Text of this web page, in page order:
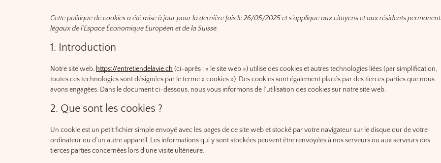
Cette politique de cookies a été mise à jour pour la dernière fois le 26/05/2025 et s’applique aux citoyens et aux résidents
légaux de l’Espace Économique Européen et de la Suisse.
1. Introduction
Notre site web, https://entretiendelavie.ch (ci-après : « le site web ») utilise des cookies et autres technologies liées (par simplification,
toutes ces technologies sont désignées par le terme « cookies »). Des cookies sont également placés par des tierces parties que nous
avons engagées. Dans le document ci-dessous, nous vous informons de l’utilisation des cookies sur notre site web.
2. Que sont les cookies ?
Un cookie est un petit fichier simple envoyé avec les pages de ce site web et stocké par votre navigateur sur le disque dur de votre
ordinateur ou d’un autre appareil. Les informations qui y sont stockées peuvent être renvoyées à nos serveurs ou aux serveurs des
tierces parties concernées lors d’une visite ultérieure.